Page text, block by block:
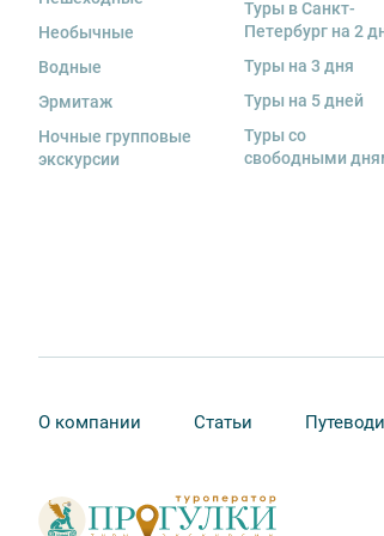
за сохранность оборудования во
экскурсанта. В случае утери или
стоимость комплекта в размере
13. Для бронирования мест на
предоставить ФИО, дату рождения,
Необычные
Водные
Эрмитаж
Ночные групповые
экскурсии
Туры в Санкт-
Петербург на 2
Туры на 3 дня
Туры на 5 дней
Туры со
свободными
О компании Статьи